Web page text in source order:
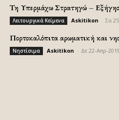
Τη Υπερμάχω Στρατηγώ –
Λειτουργικά Κείμενα Askitikon Σα
Πορτοκαλόπιτα αρωματική και
Νηστίσιμα Askitikon Δε 22-Απρ-2019